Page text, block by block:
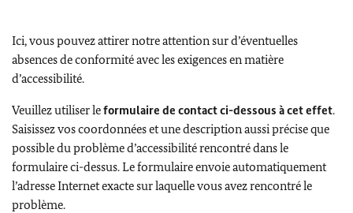
Ici, vous pouvez attirer notre attention sur d’éventuelles
absences de conformité avec les exigences en matière
d’accessibilité.
Veuillez utiliser leformulaire de contact ci-dessous à cet effet.
Saisissez vos coordonnées et une description aussi précise que
possible du problème d’accessibilité rencontré dans le
formulaire ci-dessus. Le formulaire envoie automatiquement
l’adresse Internet exacte sur laquelle vous avez rencontré le
problème.